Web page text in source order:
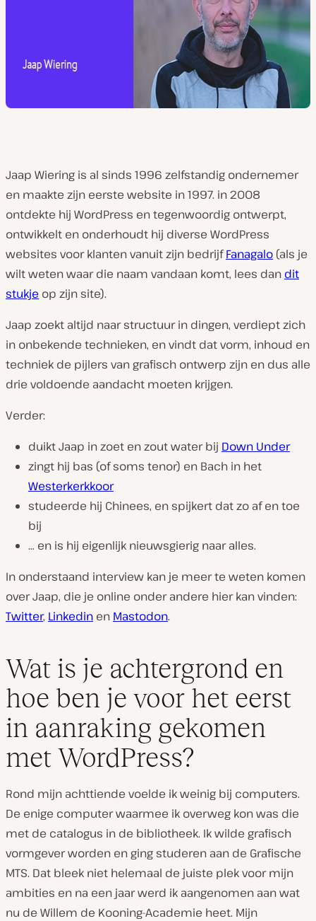
Jaap Wiering is al sinds 1996 zelfstandig ondernemer
en maakte zijn eerste website in 1997. in 2008
ontdekte hij WordPress en tegenwoordig ontwerpt,
ontwikkelt en onderhoudt hij diverse WordPress
websites voor klanten vanuit zijn bedrijfFanagalo (als je
wilt weten waar die naam vandaan komt, lees dan dit
stukje op zijn site).
Jaap zoekt altijd naar structuur in dingen, verdiept zich
in onbekende technieken, en vindt dat vorm, inhoud en
techniek de pijlers van grafisch ontwerp zijn en dus alle
drie voldoende aandacht moeten krijgen.
Verder:
duikt Jaap in zoet en zout water bij Down Under
zingt hij bas (of soms tenor) en Bach in het
Westerkerkkoor
studeerde hij Chinees, en spijkert dat zo af en toe
bij
… en is hij eigenlijk nieuwsgierig naar alles.
In onderstaand interview kan je meer te weten komen
over Jaap, die je online onder andere hier kan vinden:
Twitter, Linkedin en Mastodon.
Wat is je achtergrond en
hoe ben je voor het eerst
in aanraking gekomen
met WordPress?
Rond mijn achttiende voelde ik weinig bij computers.
De enige computer waarmee ik overweg kon was die
met de catalogus in de bibliotheek. Ik wilde grafisch
vormgever worden en ging studeren aan de Grafische
MTS. Dat bleek niet helemaal de juiste plek voor mijn
ambities en na een jaar werd ik aangenomen aan wat
nu de Willem de Kooning-Academie heet. Mijn